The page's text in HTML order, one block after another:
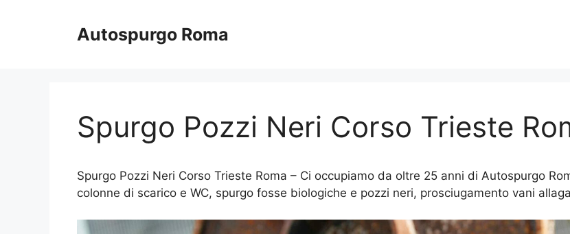
Autospurgo Roma
Spurgo Pozzi Neri Corso Trieste
Spurgo Pozzi Neri Corso Trieste Roma – Ci occupiamo da oltre 25 anni di Autospurgo
colonne di scarico e WC, spurgo fosse biologiche e pozzi neri, prosciugamento vani